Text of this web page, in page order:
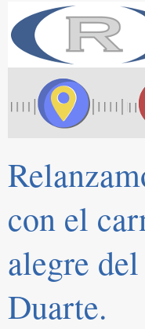
con el
alegre
Duarte.